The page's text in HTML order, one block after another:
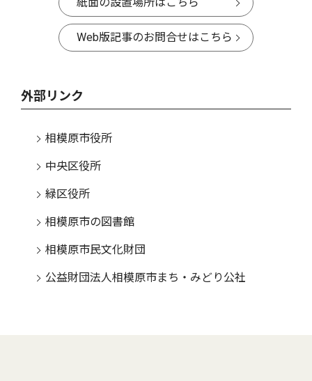
Web版記事のお問合せはこちら
外部リンク
相模原市役所
中央区役所
緑区役所
相模原市の図書館
相模原市民文化財団
公益財団法人相模原市まち・みどり公社